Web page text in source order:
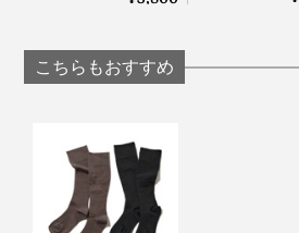
ティングパッド」｜
INKO
こちらもおすすめ